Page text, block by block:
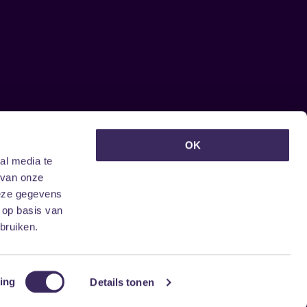
media te
onze
gegevens
basis van
Details tonen
OK
ontvangen?